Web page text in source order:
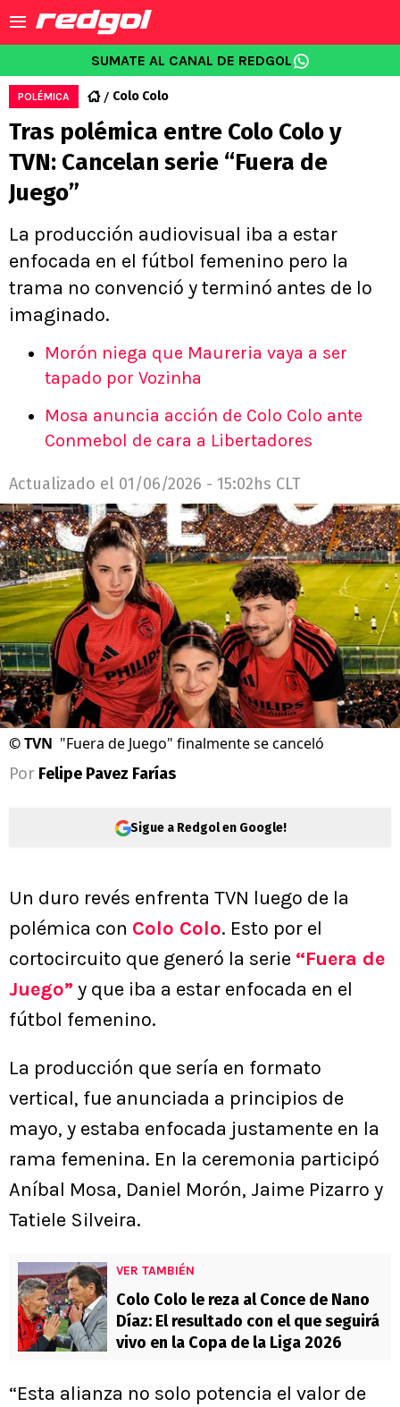
SUMATE AL CANAL DE REDGOL
POLÉMICA Colo Colo
Tras polémica entre Colo Colo y
TVN: Cancelan serie “Fuera de
Juego”
La producción audiovisual iba a estar
enfocada en el fútbol femenino pero la
trama no convenció y terminó antes de lo
imaginado.
Morón niega que Maureria vaya a ser
tapado por Vozinha
Mosa anuncia acción de Colo Colo ante
Conmebol de cara a Libertadores
Actualizado el 01/06/2026 - 15:02hs CLT
©TVN "Fuera de Juego" finalmente se canceló
Por Felipe Pavez Farías
Sigue a Redgol en Google!
Un duro revés enfrenta TVN luego de la
polémica con Colo Colo. Esto por el
cortocircuito que generó la serie “Fuera de
Juego” y que iba a estar enfocada en el
fútbol femenino.
La producción que sería en formato
vertical, fue anunciada a principios de
mayo, y estaba enfocada justamente en la
rama femenina. En la ceremonia participó
Aníbal Mosa, Daniel Morón, Jaime Pizarro y
Tatiele Silveira.
VER TAMBIÉN
Colo Colo le reza al Conce de Nano
Díaz: El resultado con el que seguirá
vivo en la Copa de la Liga 2026
“Esta alianza no solo potencia el valor de